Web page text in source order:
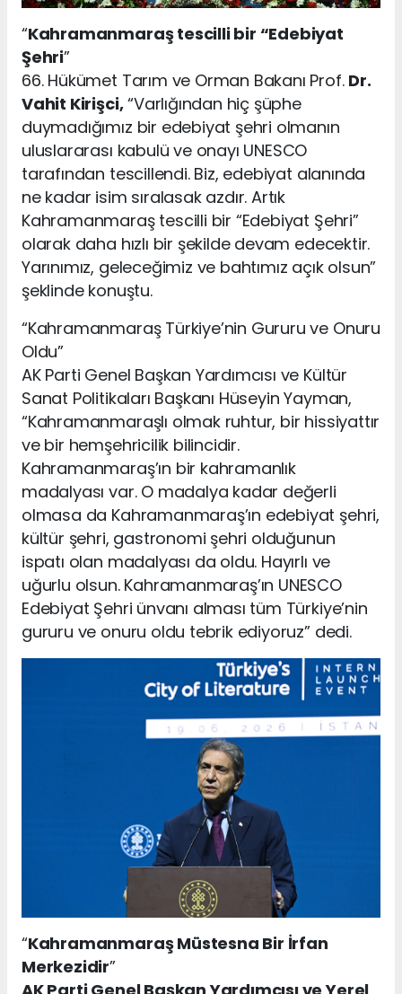
“Kahramanmaraş tescilli bir “Edebiyat
Şehri”
66. Hükümet Tarım ve Orman Bakanı Prof. Dr.
Vahit Kirişci,“Varlığından hiç şüphe
duymadığımız bir edebiyat şehri olmanın
uluslararası kabulü ve onayı UNESCO
tarafından tescillendi. Biz, edebiyat alanında
ne kadar isim sıralasak azdır. Artık
Kahramanmaraş tescilli bir “Edebiyat Şehri”
olarak daha hızlı bir şekilde devam edecektir.
Yarınımız, geleceğimiz ve bahtımız açık olsun”
şeklinde konuştu.
“Kahramanmaraş Türkiye’nin Gururu ve Onuru
Oldu”
AK Parti Genel Başkan Yardımcısı ve Kültür
Sanat Politikaları Başkanı Hüseyin Yayman,
“Kahramanmaraşlı olmak ruhtur, bir hissiyattır
ve bir hemşehricilik bilincidir.
Kahramanmaraş’ın bir kahramanlık
madalyası var. O madalya kadar değerli
olmasa da Kahramanmaraş’ın edebiyat şehri,
kültür şehri, gastronomi şehri olduğunun
ispatı olan madalyası da oldu. Hayırlı ve
uğurlu olsun. Kahramanmaraş’ın UNESCO
Edebiyat Şehri ünvanı alması tüm Türkiye’nin
gururu ve onuru oldu tebrik ediyoruz” dedi.
“Kahramanmaraş Müstesna Bir İrfan
Merkezidir”